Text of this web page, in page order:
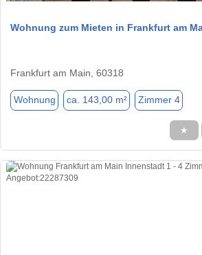
Wohnung zum Mieten in Frankfurt am
Frankfurt am Main, 60318
Wohnung ca. 143,00 m² Zimmer 4
★